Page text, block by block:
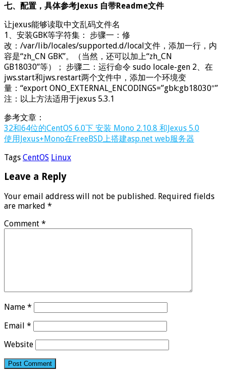
七、配置，具体参考Jexus 自带Readme文件
让jexus能够读取中文乱码文件名
1、安装GBK等字符集： 步骤一：修
改：/var/lib/locales/supported.d/local文件，添加一行，内
容是“zh_CN GBK”。（当然，还可以加上“zh_CN
GB18030”等）； 步骤二：运行命令 sudo locale-gen 2、在
jws.start和jws.restart两个文件中，添加一个环境变
量：“export ONO_EXTERNAL_ENCODINGS=”gbk:gb18030″”
注：以上方法适用于jexus 5.3.1
参考文章：
32和64位的CentOS 6.0下 安装 Mono 2.10.8 和Jexus 5.0
使用Jexus+Mono在FreeBSD上搭建asp.net web服务器
Tags CentOS Linux
Leave a Reply
Your email address will not be published. Required fields
are marked *
Comment *
Name *
Email *
Website